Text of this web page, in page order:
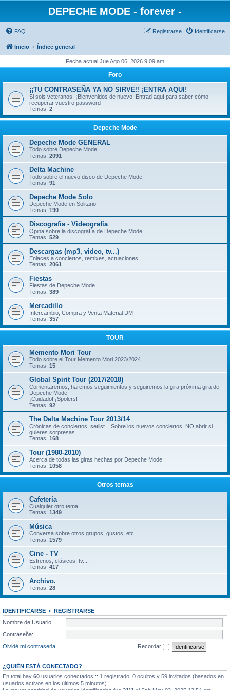
DEPECHE MODE - forever -
FAQ Identificarse
Registrarse
Inicio Índice general
Fecha actual Jue Ago 06, 2026 9:09 am
Foro
¡¡TU CONTRASEÑA YA NO SIRVE!! ¡ENTRA AQUI!
Si sois veteranos, ¡Bienvenidos de nuevo! Entrad aquí para saber cómo
recuperar vuestro password
Temas: 2
Depeche Mode
Depeche Mode GENERAL
Todo sobre Depeche Mode
Temas: 2091
Delta Machine
Todo sobre el nuevo disco de Depeche Mode.
Temas: 91
Depeche Mode Solo
Depeche Mode en Solitario
Temas: 190
Discografía - Videografía
Opina sobre la discografía de Depeche Mode
Temas: 529
Descargas (mp3, video, tv...)
Enlaces a conciertos, remixes, actuaciones
Temas: 2061
Fiestas
Fiestas de Depeche Mode
Temas: 389
Mercadillo
Intercambio, Compra y Venta Material DM
Temas: 357
TOUR
Memento Mori Tour
Todo sobre el Tour Memento Mori 2023/2024
Temas: 15
Global Spirit Tour (2017/2018)
Comentaremos, haremos seguimientos y seguiremos la gira próxima gira de
Depeche Mode
¡Cuidado! ¡Spolers!
Temas: 92
The Delta Machine Tour 2013/14
Crónicas de conciertos, setlist... Sobre los nuevos conciertos. NO abrir si
quieres sorpresas
Temas: 168
Tour (1980-2010)
Acerca de todas las giras hechas por Depeche Mode.
Temas: 1058
Otros temas
Cafetería
Cualquier otro tema
Temas: 1349
Música
Conversa sobre otros grupos, gustos, etc
Temas: 1579
Cine - TV
Estrenos, clásicos, tv....
Temas: 417
Archivo.
Temas: 28
IDENTIFICARSE • REGISTRARSE
Nombre de Usuario:
Contraseña:
Olvidé mi contraseña
Recordar
¿QUIÉN ESTÁ CONECTADO?
En total hay 60 usuarios conectados :: 1 registrado, 0 ocultos y 59 invitados (basados en
usuarios activos en los últimos 5 minutos)